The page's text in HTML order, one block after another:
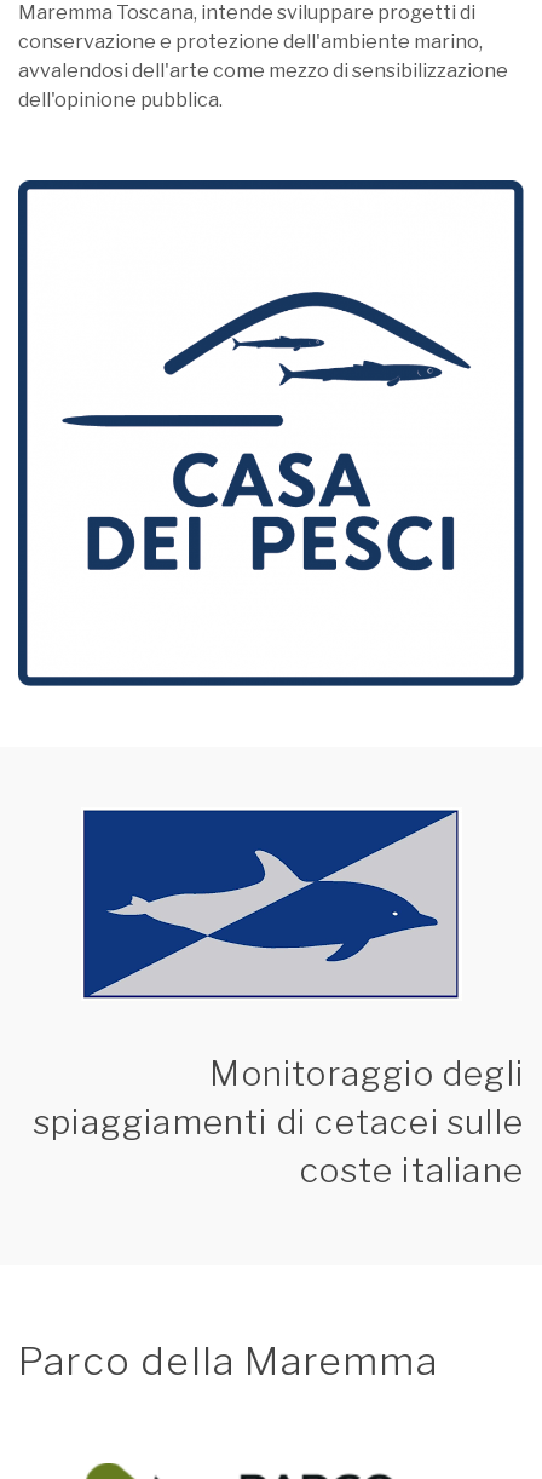
Maremma Toscana, intende sviluppare progetti di
conservazione e protezione dell'ambiente marino,
avvalendosi dell'arte come mezzo di sensibilizzazione
dell'opinione pubblica.
Monitoraggio degli
spiaggiamenti di cetacei sulle
coste italiane
Parco della Maremma